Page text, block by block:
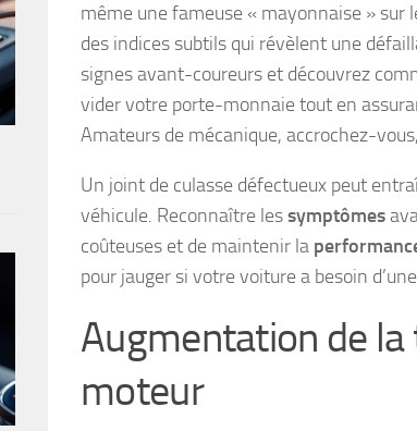
même une fameuse « mayonnaise » sur
des indices subtils qui révèlent une
signes avant-coureurs et découvrez
vider votre porte-monnaie tout en
Amateurs de mécanique, accrochez-
Un joint de culasse défectueux peut
véhicule. Reconnaître lessymptômes
coûteuses et de maintenir la
pour jauger si votre voiture a besoin
Augmentation de
moteur